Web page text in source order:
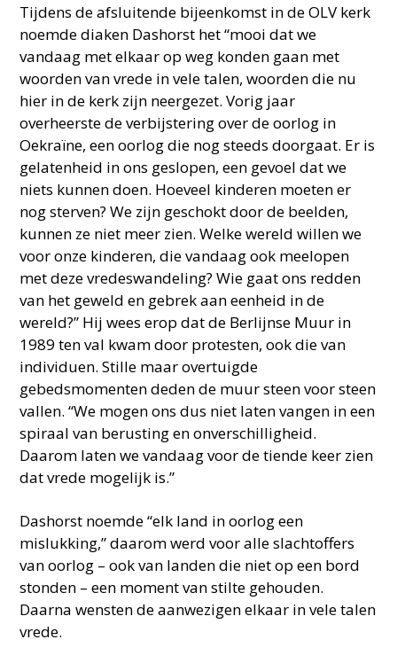
Tijdens de afsluitende bijeenkomst in de OLV kerk
noemde diaken Dashorst het “mooi dat we
vandaag met elkaar op weg konden gaan met
woorden van vrede in vele talen, woorden die nu
hier in de kerk zijn neergezet. Vorig jaar
overheerste de verbijstering over de oorlog in
Oekraïne, een oorlog die nog steeds doorgaat. Er is
gelatenheid in ons geslopen, een gevoel dat we
niets kunnen doen. Hoeveel kinderen moeten er
nog sterven? We zijn geschokt door de beelden,
kunnen ze niet meer zien. Welke wereld willen we
voor onze kinderen, die vandaag ook meelopen
met deze vredeswandeling? Wie gaat ons redden
van het geweld en gebrek aan eenheid in de
wereld?” Hij wees erop dat de Berlijnse Muur in
1989 ten val kwam door protesten, ook die van
individuen. Stille maar overtuigde
gebedsmomenten deden de muur steen voor steen
vallen. “We mogen ons dus niet laten vangen in een
spiraal van berusting en onverschilligheid.
Daarom laten we vandaag voor de tiende keer zien
dat vrede mogelijk is.”
Dashorst noemde “elk land in oorlog een
mislukking,” daarom werd voor alle slachtoffers
van oorlog – ook van landen die niet op een bord
stonden – een moment van stilte gehouden.
Daarna wensten de aanwezigen elkaar in vele talen
vrede.